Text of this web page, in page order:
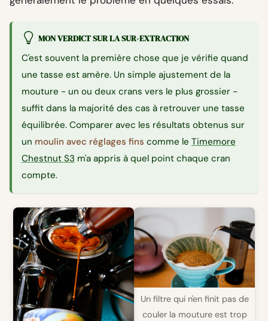
MON VERDICT SUR LA SUR-EXTRACTION
C'est souvent la première chose que je vérifie quand
une tasse est amère. Un simple ajustement de la
mouture - un ou deux crans vers le plus grossier -
suffit dans la majorité des cas à retrouver une tasse
équilibrée. Comparer avec les résultats obtenus sur
un moulin avec réglages fins comme le Timemore
Chestnut S3 m'a appris à quel point chaque cran
compte.
Un filtre qui n'en finit pas de
couler la mouture est trop